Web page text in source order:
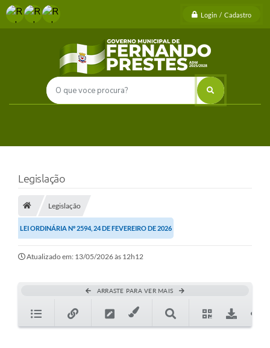
Login / Cadastro
Legislação
Legislação
LEI ORDINÁRIA Nº 2594, 24 DE FEVEREIRO DE 2026
Atualizado em: 13/05/2026 às 12h12
ARRASTE PARA VER MAIS